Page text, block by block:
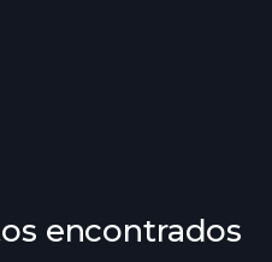
encontrados